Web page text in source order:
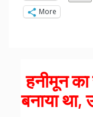
More
हनीमून
बनाया था,